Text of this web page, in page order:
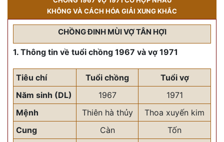
KHÔNG VÀ CÁCH HÓA GIẢI XUNG KHẮC
CHỒNG ĐINH MÙI VỢ TÂN HỢI
1. Thông tin về tuổi chồng 1967 và vợ 1971
Tiêu chí Tuổi chồng
Tuổi vợ
Năm sinh (DL)
1967
1971
Mệnh
Thiên hà thủy
Thoa xuyến kim
Cung
Càn
Tốn